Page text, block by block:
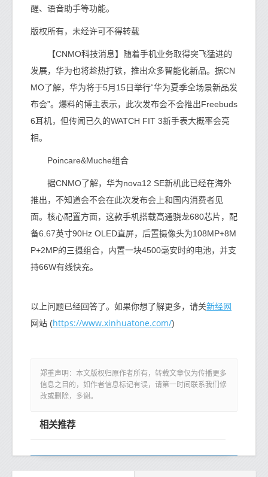
醒、语音助手等功能。
版权所有，未经许可不得转载
【CNMO科技消息】随着手机业务取得突飞猛进的
发展，华为也将趁热打铁，推出众多智能化新品。据CN
MO了解，华为将于5月15日举行“华为夏季全场景新品发
布会”。爆料的博主表示，此次发布会不会推出Freebuds
6耳机，但传闻已久的WATCH FIT 3新手表大概率会亮
相。
Poincare&Muche组合
据CNMO了解，华为nova12 SE新机此已经在海外
推出，不知道会不会在此次发布会上和国内消费者见
面。核心配置方面，这款手机搭载高通骁龙680芯片，配
备6.67英寸90Hz OLED直屏，后置摄像头为108MP+8M
P+2MP的三摄组合，内置一块4500毫安时的电池，并支
持66W有线快充。
以上问题已经回答了。如果你想了解更多，请关新经网
网站 (https://www.xinhuatone.com/)
郑重声明：本文版权归原作者所有，转载文章仅为传播更多
信息之目的，如作者信息标记有误，请第一时间联系我们修
改或删除，多谢。
相关推荐